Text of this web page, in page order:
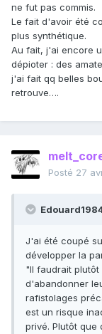
ne fut pas commis.
Le fait d'avoir été
plus synthétique.
Au fait, j'ai encore
dépioter : des
j'ai fait qq belles
retrouve….
Posté 27
J'ai été coupé
développer la
"Il faudrait
d'abandonner
rafistolages
est un risque
privé. Plutôt que